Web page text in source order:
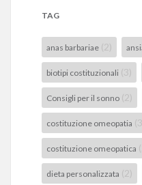
TAG
anas barbariae (2)
biotipi costituzionali (3)
Consigli per il sonno (2)
costituzione omeopatia
costituzione omeopatica
dieta personalizzata (2)